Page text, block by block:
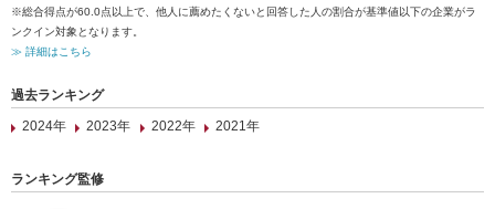
※総合得点が60.0点以上で、他人に薦めたくないと回答した人の割合が基準値以下の企業がラ
ンクイン対象となります。
≫ 詳細はこちら
過去ランキング
2024年
2023年 2022年 2021年
ランキング監修